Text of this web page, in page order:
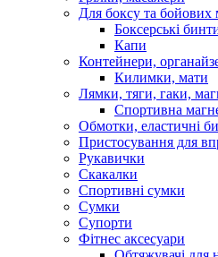
Для боксу та бойових
Боксерські
Капи
Контейнери,
Килимки, мати
Лямки, тяги, гаки,
Спортивна
Обмотки, еластичні
Пристосування для
Рукавички
Скакалки
Спортивні сумки
Сумки
Супорти
Фітнес аксесуари